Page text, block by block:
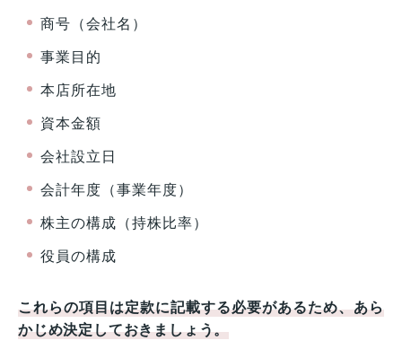
商号（会社名）
事業目的
本店所在地
資本金額
会社設立日
会計年度（事業年度）
株主の構成（持株比率）
役員の構成
これらの項目は定款に記載する必要があるため、あら
かじめ決定しておきましょう。